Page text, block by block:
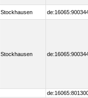
Stockhausen
Stockhausen